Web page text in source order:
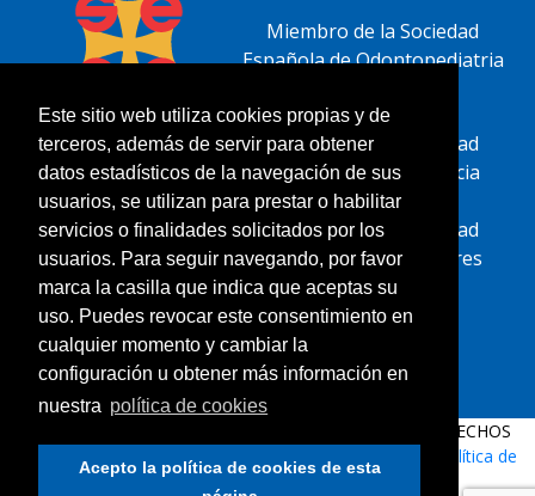
Este sitio web utiliza cookies propias y de
terceros, además de servir para obtener
datos estadísticos de la navegación de sus
usuarios, se utilizan para prestar o habilitar
servicios o finalidades solicitados por los
usuarios. Para seguir navegando, por favor
marca la casilla que indica que aceptas su
uso. Puedes revocar este consentimiento en
cualquier momento y cambiar la
configuración u obtener más información en
nuestra política de cookies
Acepto la política de cookies de esta
Miembro de la Sociedad
Española de Odontopediatria
Miembro de la Sociedad
Española de Ortodoncia
Miembro de la Sociedad
Española de Alineadores
© 2019 Clínica Dental Ángeles Velló. | TODOS LOS DERECHOS
Aviso Legal
Política de
cookies